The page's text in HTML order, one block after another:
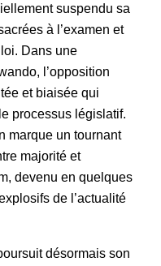
suspendu sa
à l’examen et
Dans une
l’opposition
et biaisée qui
processus législatif.
marque un tournant
majorité et
devenu en quelques
de l’actualité
désormais son